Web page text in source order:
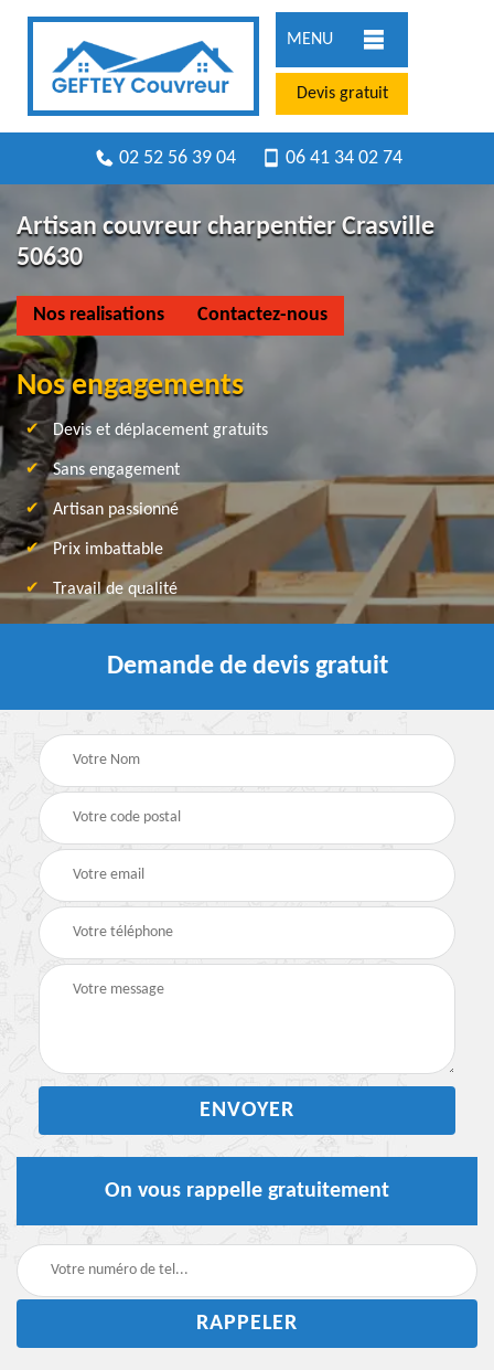
MENU
Devis gratuit
02 52 56 39 04 06 41 34 02 74
Artisan couvreur charpentier Crasville
50630
Nos realisations Contactez-nous
Nos engagements
Devis et déplacement gratuits
Sans engagement
Artisan passionné
Prix imbattable
Travail de qualité
Demande de devis gratuit
On vous rappelle gratuitement